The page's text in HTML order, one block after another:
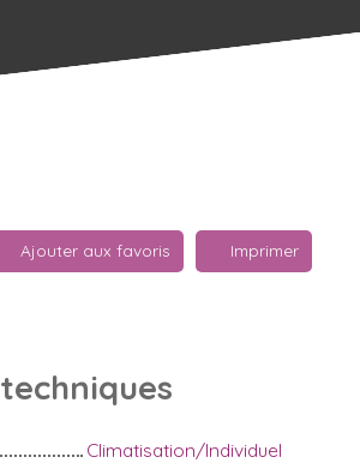
Ajouter aux favoris Imprimer
techniques
Climatisation/Individuel